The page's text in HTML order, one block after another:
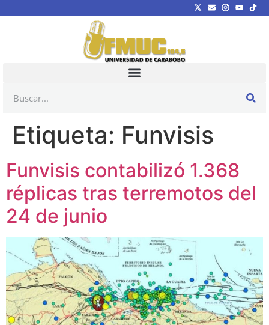
Etiqueta: Funvisis
Funvisis contabilizó 1.368
réplicas tras terremotos del
24 de junio